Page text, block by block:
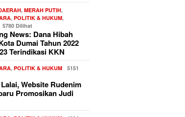
,MERAH PUTIH,
,POLITIK & HUKUM,
5780 Dilihat
News: Dana Hibah
Dumai Tahun 2022
Terindikasi KKN
,POLITIK & HUKUM
5151
Website Rudenim
Promosikan Judi